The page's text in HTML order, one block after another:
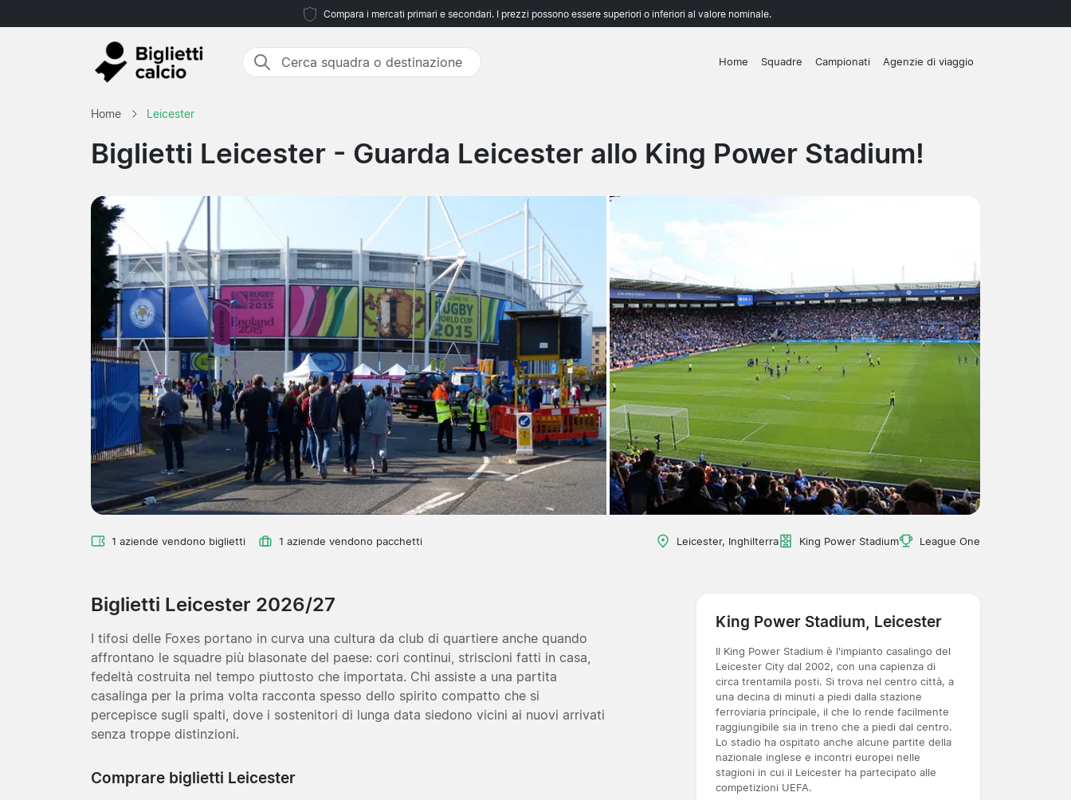
Compara i mercati primari e secondari. I prezzi possono essere superiori o inferiori al valore nominale.
Home Squadre Campionati Agenzie di viaggio
Home Leicester
Biglietti Leicester - Guarda Leicester allo King Power Stadium!
1 aziende vendono biglietti 1 aziende vendono pacchetti Leicester, Inghilterra King Power Stadium League One
Biglietti Leicester 2026/27
I tifosi delle Foxes portano in curva una cultura da club di quartiere anche quando
affrontano le squadre più blasonate del paese: cori continui, striscioni fatti in casa,
fedeltà costruita nel tempo piuttosto che importata. Chi assiste a una partita
casalinga per la prima volta racconta spesso dello spirito compatto che si
percepisce sugli spalti, dove i sostenitori di lunga data siedono vicini ai nuovi arrivati
senza troppe distinzioni.
Comprare biglietti Leicester
King Power Stadium, Leicester
Il King Power Stadium è l'impianto casalingo del
Leicester City dal 2002, con una capienza di
circa trentamila posti. Si trova nel centro città, a
una decina di minuti a piedi dalla stazione
ferroviaria principale, il che lo rende facilmente
raggiungibile sia in treno che a piedi dal centro.
Lo stadio ha ospitato anche alcune partite della
nazionale inglese e incontri europei nelle
stagioni in cui il Leicester ha partecipato alle
competizioni UEFA.